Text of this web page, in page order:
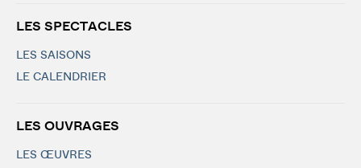
LES SPECTACLES
LES SAISONS
LE CALENDRIER
LES OUVRAGES
LES ŒUVRES